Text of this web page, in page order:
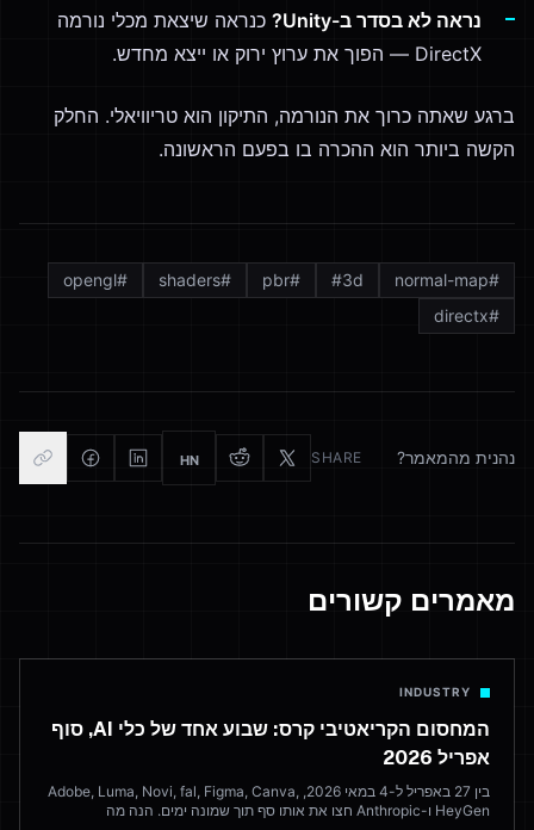
נראה לא בסדר ב-Unity?
כנראה שיצאת מכלי נורמה
DirectX — הפוך את ערוץ ירוק או ייצא מחדש.
ברגע שאתה כרוך את הנורמה, התיקון הוא טריוויאלי. החלק
הקשה ביותר הוא ההכרה בו בפעם הראשונה.
#
normal-map
#3d
#
pbr
#
shaders
#
opengl
#
directx
נהנית מהמאמר? SHARE
HN
מאמרים קשורים
INDUSTRY
המחסום הקריאטיבי קרס: שבוע אחד של כלי AI, סוף
אפריל 2026
בין 27 באפריל ל-4 במאי 2026, Adobe, Luma, Novi, fal, Figma, Canva,
HeyGen ו-Anthropic חצו את אותו סף תוך שמונה ימים. הנה מה